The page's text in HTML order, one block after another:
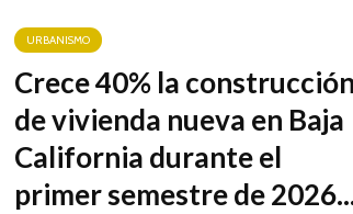
URBANISMO
Crece 40% la
de vivienda nueva en Baja
California durante el
primer semestre de